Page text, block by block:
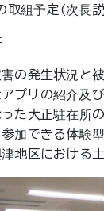
組予定(次長
の発生状況と
プリの紹介及
た大正駐在所
加できる体験
地区における